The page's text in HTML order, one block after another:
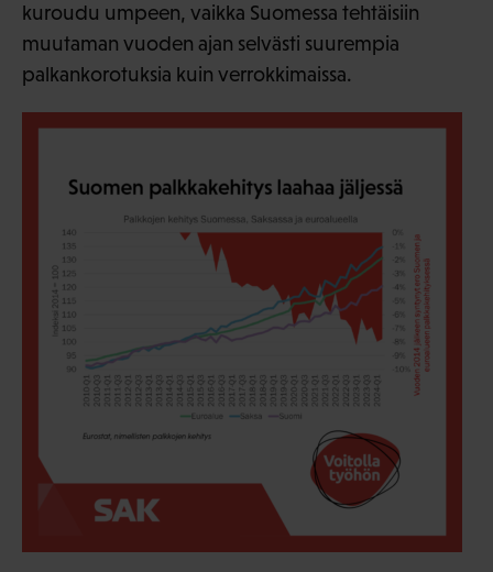
kuroudu umpeen, vaikka Suomessa tehtäisiin
muutaman vuoden ajan selvästi suurempia
palkankorotuksia kuin verrokkimaissa.